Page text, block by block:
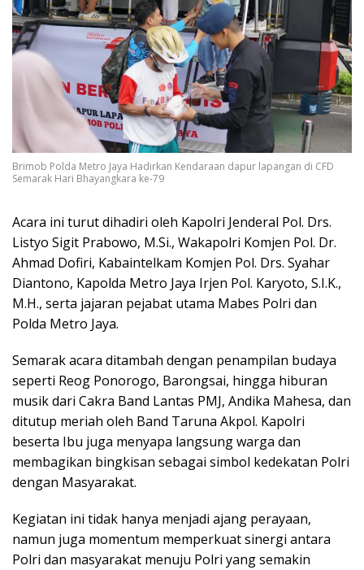
Brimob Polda Metro Jaya Hadirkan Kendaraan dapur lapangan di CFD
Semarak Hari Bhayangkara ke-79
Acara ini turut dihadiri oleh Kapolri Jenderal Pol. Drs.
Listyo Sigit Prabowo, M.Si., Wakapolri Komjen Pol. Dr.
Ahmad Dofiri, Kabaintelkam Komjen Pol. Drs. Syahar
Diantono, Kapolda Metro Jaya Irjen Pol. Karyoto, S.I.K.,
M.H., serta jajaran pejabat utama Mabes Polri dan
Polda Metro Jaya.
Semarak acara ditambah dengan penampilan budaya
seperti Reog Ponorogo, Barongsai, hingga hiburan
musik dari Cakra Band Lantas PMJ, Andika Mahesa, dan
ditutup meriah oleh Band Taruna Akpol. Kapolri
beserta Ibu juga menyapa langsung warga dan
membagikan bingkisan sebagai simbol kedekatan Polri
dengan Masyarakat.
Kegiatan ini tidak hanya menjadi ajang perayaan,
namun juga momentum memperkuat sinergi antara
Polri dan masyarakat menuju Polri yang semakin